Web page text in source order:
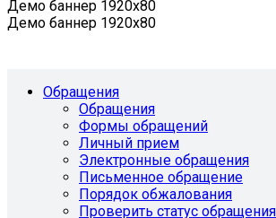
Демо баннер 1920х80
Демо баннер 1920х80
Обращения
Обращения
Формы обращений
Личный прием
Электронные обращения
Письменное обращение
Порядок обжалования
Проверить статус обращения